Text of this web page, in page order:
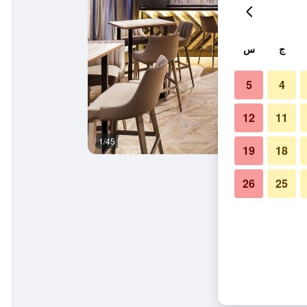
1/45
ج س
4
5
11
12
18
19
25
26